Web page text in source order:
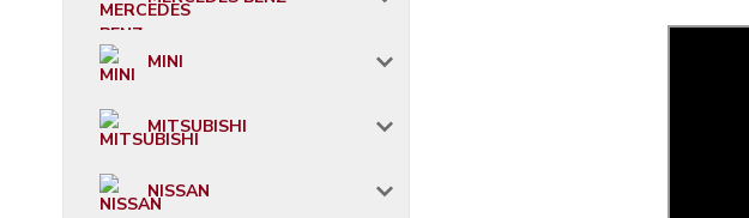
MINI
MITSUBISHI
NISSAN